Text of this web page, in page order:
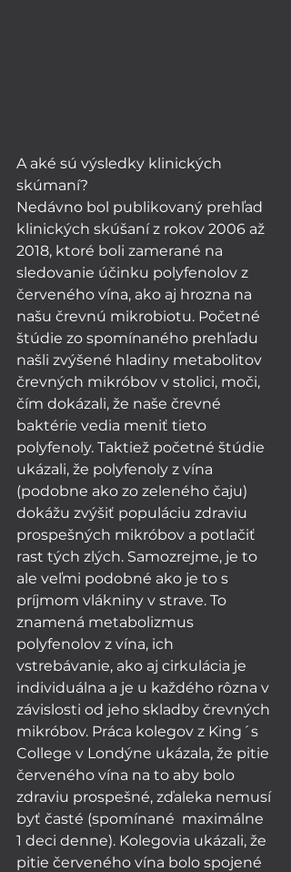
A aké sú výsledky klinických
skúmaní?
Nedávno bol publikovaný prehľad
klinických skúšaní z rokov 2006 až
2018, ktoré boli zamerané na
sledovanie účinku polyfenolov z
červeného vína, ako aj hrozna na
našu črevnú mikrobiotu. Početné
štúdie zo spomínaného prehľadu
našli zvýšené hladiny metabolitov
črevných mikróbov v stolici, moči,
čím dokázali, že naše črevné
baktérie vedia meniť tieto
polyfenoly. Taktiež početné štúdie
ukázali, že polyfenoly z vína
(podobne ako zo zeleného čaju)
dokážu zvýšiť populáciu zdraviu
prospešných mikróbov a potlačiť
rast tých zlých. Samozrejme, je to
ale veľmi podobné ako je to s
príjmom vlákniny v strave. To
znamená metabolizmus
polyfenolov z vína, ich
vstrebávanie, ako aj cirkulácia je
individuálna a je u každého rôzna v
závislosti od jeho skladby črevných
mikróbov. Práca kolegov z King´s
College v Londýne ukázala, že pitie
červeného vína na to aby bolo
zdraviu prospešné, zďaleka nemusí
byť časté (spomínané  maximálne
1 deci denne). Kolegovia ukázali, že
pitie červeného vína bolo spojené